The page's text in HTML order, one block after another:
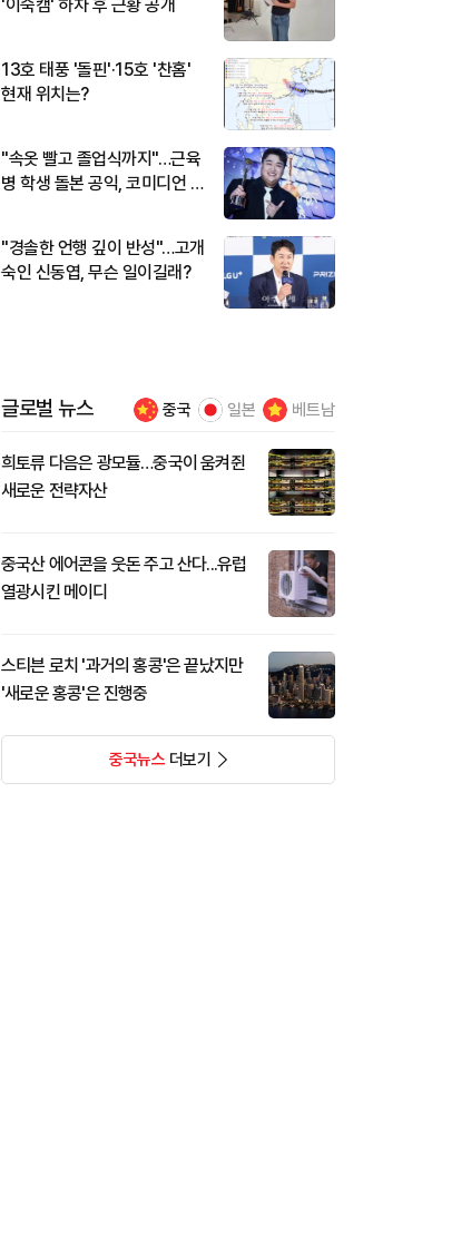
'이숙캠' 하차 후 근황 공개
13호 태풍 '돌핀'·15호 '찬홈'
현재 위치는?
"속옷 빨고 졸업식까지"…근육
병 학생 돌본 공익, 코미디언 김
"경솔한 언행 깊이 반성"…고개
숙인 신동엽, 무슨 일이길래?
글로벌 뉴스 중국 일본 베트남
희토류 다음은 광모듈…중국이 움켜쥔
새로운 전략자산
중국산 에어콘을 웃돈 주고 산다...유럽
열광시킨 메이디
스티븐 로치 '과거의 홍콩'은 끝났지만
'새로운 홍콩'은 진행중
중국뉴스더보기